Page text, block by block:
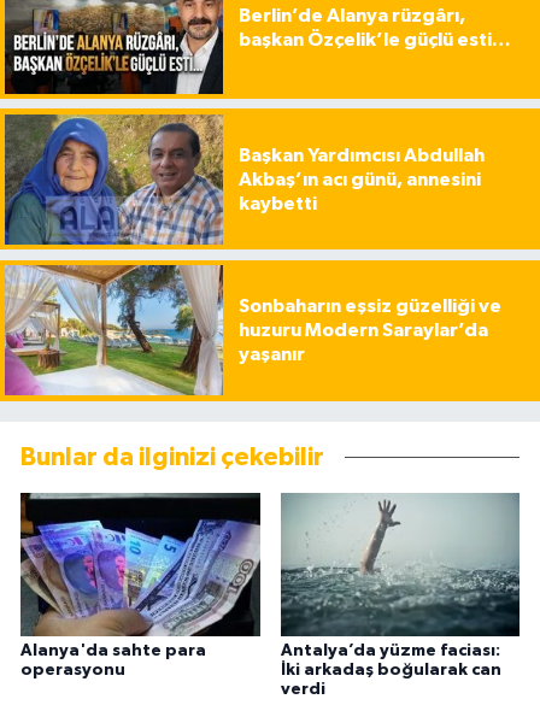
Berlin’de Alanya rüzgârı,
başkan Özçelik’le güçlü esti…
Başkan Yardımcısı Abdullah
Akbaş’ın acı günü, annesini
kaybetti
Sonbaharın eşsiz güzelliği ve
huzuru Modern Saraylar’da
yaşanır
Bunlar da ilginizi çekebilir
Alanya'da sahte para
operasyonu
Antalya’da yüzme faciası:
İki arkadaş boğularak can
verdi